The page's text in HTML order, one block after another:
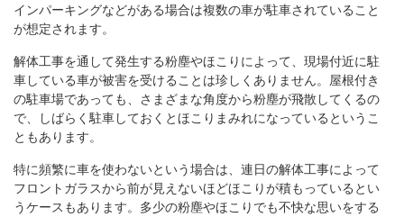
インパーキングなどがある場合は複数の車が駐車されていること
が想定されます。
解体工事を通して発生する粉塵やほこりによって、現場付近に駐
車している車が被害を受けることは珍しくありません。屋根付き
の駐車場であっても、さまざまな角度から粉塵が飛散してくるの
で、しばらく駐車しておくとほこりまみれになっているというこ
ともあります。
特に頻繁に車を使わないという場合は、連日の解体工事によって
フロントガラスから前が見えないほどほこりが積もっているとい
うケースもあります。多少の粉塵やほこりでも不快な思いをする